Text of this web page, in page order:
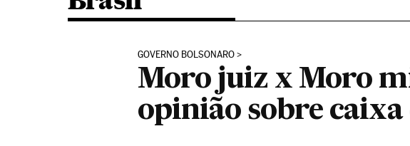
GOVERNO BOLSONARO
Moro juiz x Moro
opinião sobre caixa